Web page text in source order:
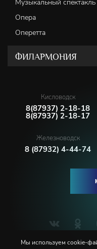
Музыкальный спектакль
Опера
Оперетта
ФИЛАРМОНИЯ
Кисловодск
8(87937) 2-18-18
8(87937) 2-18-17
Железноводск
8 (87932) 4-44-74
Мы используем cookie-